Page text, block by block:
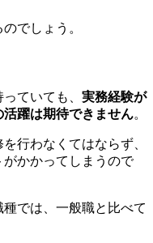
でしょう。
ていても、 実務経験が
躍は期待できません。
行わなくてはならず、
かかってしまうので
では、一般職と比べて